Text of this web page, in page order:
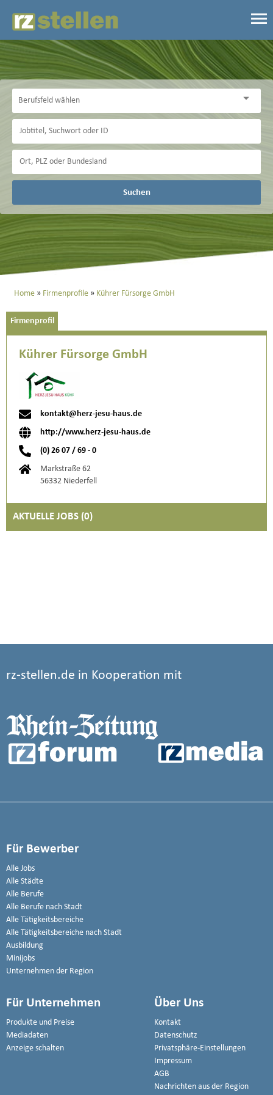
Suchen
Home Firmenprofile Kührer Fürsorge GmbH
Firmenprofil
Kührer Fürsorge GmbH
kontakt@herz-jesu-haus.de
http://www.herz-jesu-haus.de
(0) 26 07 / 69 - 0
Markstraße 62
56332 Niederfell
AKTUELLE JOBS (0)
rz-stellen.de in Kooperation mit
Für Bewerber
Alle Jobs
Alle Städte
Alle Berufe
Alle Berufe nach Stadt
Alle Tätigkeitsbereiche
Alle Tätigkeitsbereiche nach Stadt
Ausbildung
Minijobs
Unternehmen der Region
Für Unternehmen
Produkte und Preise
Mediadaten
Anzeige schalten
Über Uns
Kontakt
Datenschutz
Privatsphäre-Einstellungen
Impressum
AGB
Nachrichten aus der Region